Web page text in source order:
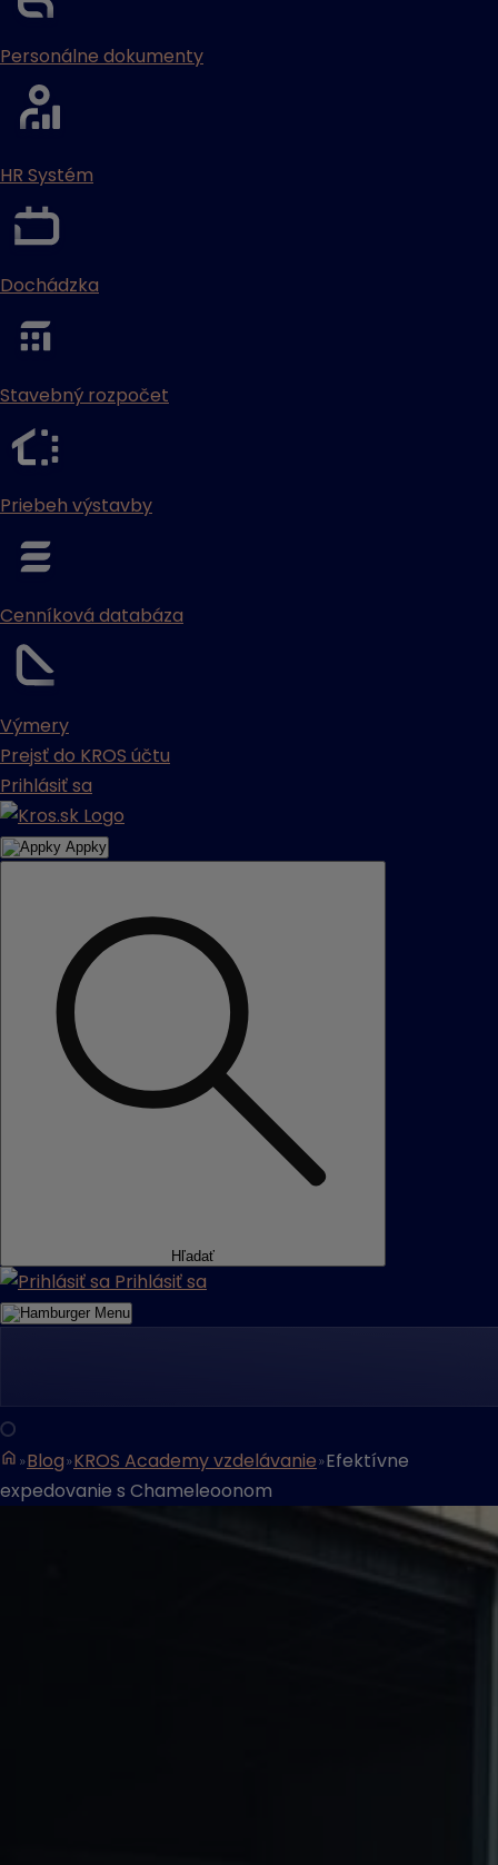
Personálne dokumenty
HR Systém
Dochádzka
Stavebný rozpočet
Priebeh výstavby
Cenníková databáza
Výmery
Prejsť do KROS účtu
Prihlásiť sa
Appky
Hľadať
Prihlásiť sa
Menu
Blog KROS Academy vzdelávanie Efektívne
expedovanie s Chameleoonom